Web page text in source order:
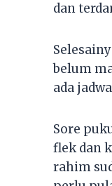
dan
belum
ada
Sore
flek dan
rahim